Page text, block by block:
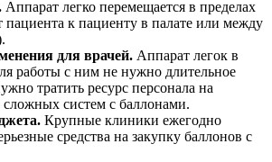
Аппарат легко перемещается в пределах
пациента к пациенту в палате или между
для врачей. Аппарат легок в
работы с ним не нужно длительное
тратить ресурс персонала на
систем с баллонами.
Крупные клиники ежегодно
средства на закупку баллонов с